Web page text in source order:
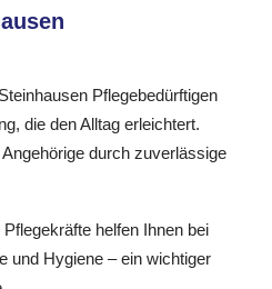
Pflegebedürftigen
die den Alltag erleichtert.
durch zuverlässige
Pflegekräfte helfen Ihnen bei
und Hygiene – ein wichtiger